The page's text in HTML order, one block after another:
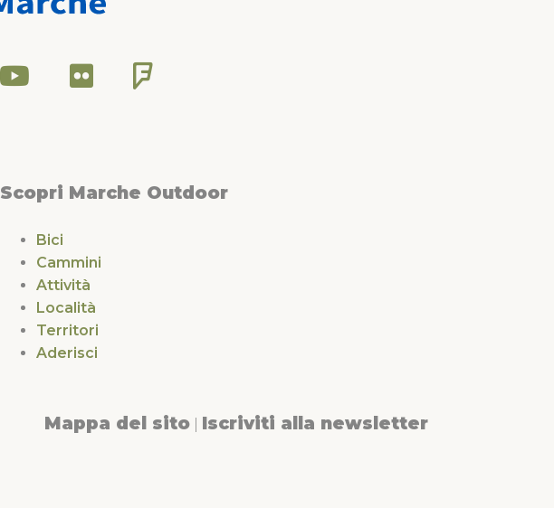
Scopri Marche Outdoor
Bici
Cammini
Attività
Località
Territori
Aderisci
Mappa del sito Iscriviti alla newsletter